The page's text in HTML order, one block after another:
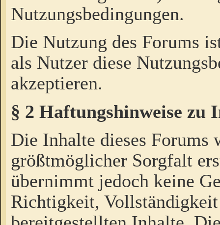
Nutzungsbedingungen.
Die Nutzung des Forums
als Nutzer diese
akzeptieren.
§ 2 Haftungshinweise zu
Die Inhalte dieses Forums
größtmöglicher Sorgfalt
übernimmt jedoch keine
Richtigkeit,